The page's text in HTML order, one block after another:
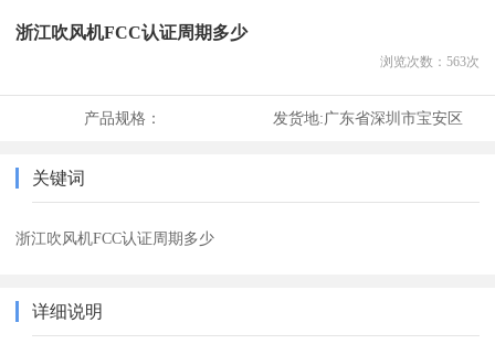
浙江吹风机FCC认证周期多少
浏览次数： 563次
产品规格： 发货地:广东省深圳市宝安区
关键词
浙江吹风机FCC认证周期多少
详细说明